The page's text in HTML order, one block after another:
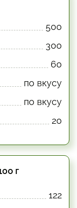
500
300
60
по вкусу
по вкусу
20
г
122